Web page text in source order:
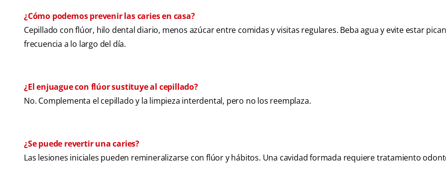
¿Cómo podemos prevenir las caries en casa?
Cepillado con flúor, hilo dental diario, menos azúcar entre comidas y visitas regulares. Beba agua y evite estar
frecuencia a lo largo del día.
¿El enjuague con flúor sustituye al cepillado?
No. Complementa el cepillado y la limpieza interdental, pero no los reemplaza.
¿Se puede revertir una caries?
Las lesiones iniciales pueden remineralizarse con flúor y hábitos. Una cavidad formada requiere tratamiento